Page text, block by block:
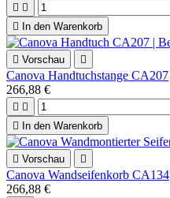
 

In den Warenkorb
 Vorschau 
Canova Handtuchstange CA207
266,88 €
 

In den Warenkorb
 Vorschau 
Canova Wandseifenkorb CA134
266,88 €